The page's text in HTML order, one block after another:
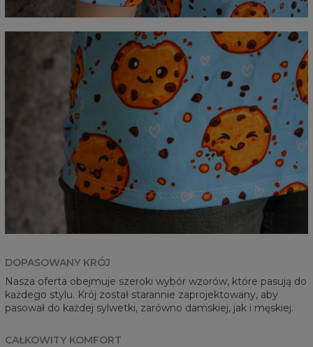
DOPASOWANY KRÓJ
Nasza oferta obejmuje szeroki wybór wzorów, które pasują do
każdego stylu. Krój został starannie zaprojektowany, aby
pasował do każdej sylwetki, zarówno damskiej, jak i męskiej.
CAŁKOWITY KOMFORT